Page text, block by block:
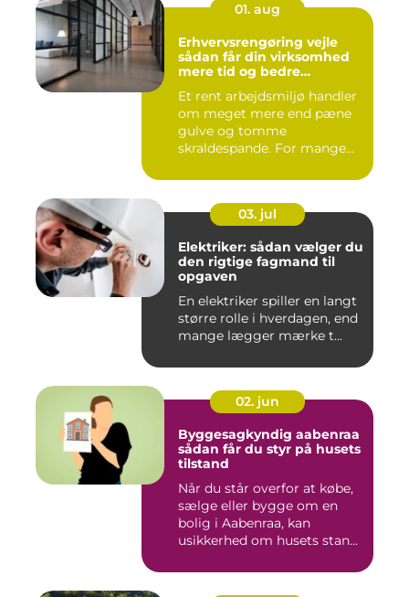
01. aug
Erhvervsrengøring vejle
sådan får din virksomhed
mere tid og bedre
Et rent arbejdsmiljø handler
om meget mere end pæne
gulve og tomme
skraldespande. For mange
03. jul
Elektriker: sådan vælger du
den rigtige fagmand til
opgaven
En elektriker spiller en langt
større rolle i hverdagen, end
mange lægger mærke t...
02. jun
Byggesagkyndig aabenraa
sådan får du styr på husets
tilstand
Når du står overfor at købe,
sælge eller bygge om en
bolig i Aabenraa, kan
usikkerhed om husets stan...